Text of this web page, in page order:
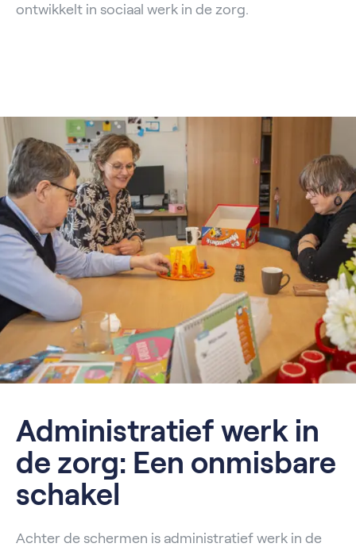
ontwikkelt in sociaal werk in de zorg.
Administratief werk in
de zorg: Een onmisbare
schakel
Achter de schermen is administratief werk in de